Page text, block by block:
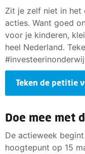
Zit je zelf niet in het
acties. Want goed
voor je kinderen,
heel Nederland.
Teken de petitie
Doe mee met
De actieweek
hoogtepunt op 15